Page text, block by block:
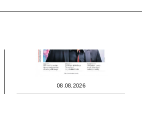
08.08.2026